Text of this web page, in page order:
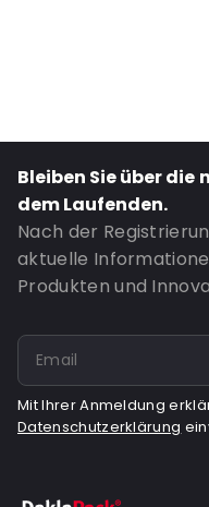
Bleiben Sie über
dem Laufenden.
Nach der
aktuelle
Produkten und
Mit Ihrer Anmeldung
Datenschutzerklärung